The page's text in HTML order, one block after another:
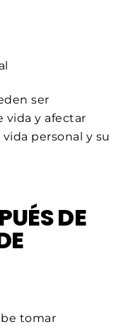
ser
vida y afectar
personal y su
DE
tomar